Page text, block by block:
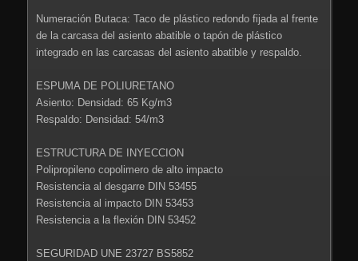
Numeración Butaca: Taco de plástico redondo fijada al frente
de la carcasa del asiento abatible o tapón de plástico
integrado en las carcasas del asiento abatible y respaldo.
ESPUMA DE POLIURETANO
Asiento: Densidad: 65 Kg/m3
Respaldo: Densidad: 54/m3
ESTRUCTURA DE INYECCION
Polipropileno copolimero de alto impacto
Resistencia al desgarre DIN 53455
Resistencia al impacto DIN 53453
Resistencia a la flexión DIN 53452
SEGURIDAD UNE 23727 BS5852